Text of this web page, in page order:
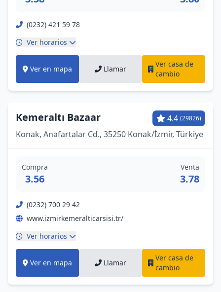
(0232) 421 59 78
Ver horarios
Ver en mapa Llamar
Ver casa de
cambio
Kemeraltı Bazaar 4.4 (29826)
Konak, Anafartalar Cd., 35250 Konak/İzmir, Türkiye
Compra
3.56
Venta
3.78
(0232) 700 29 42
www.izmirkemeralticarsisi.tr/
Ver horarios
Ver en mapa Llamar
Ver casa de
cambio